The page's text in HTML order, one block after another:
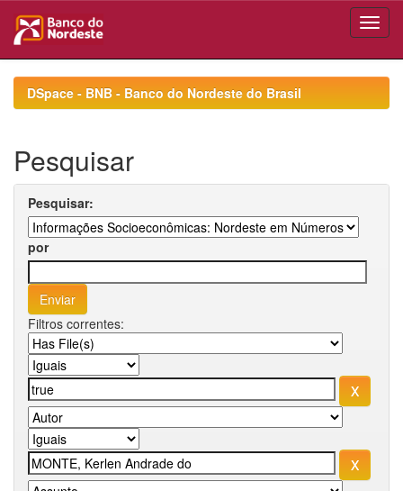
navigationDSpace - BNB - Banco do Nordeste do Brasil
Pesquisar
Pesquisar:
por
Filtros correntes: